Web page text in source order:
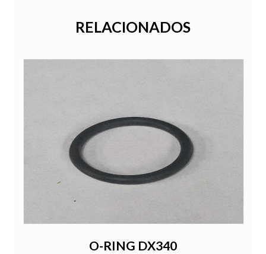
RELACIONADOS
O-RING DX340